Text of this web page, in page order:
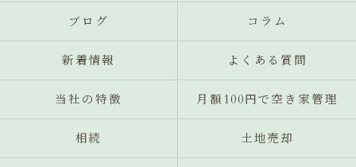
ブログ コラム
新着情報 よくある質問
当社の特徴 月額100円で空き家管理
相続 土地売却